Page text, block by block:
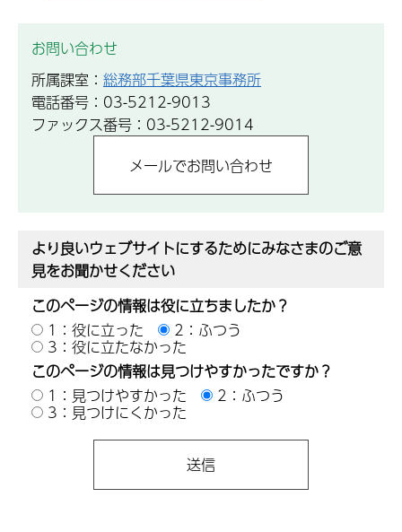
お問い合わせ
所属課室： 総務部千葉県東京事務所
電話番号：03-5212-9013
ファックス番号：03-5212-9014
より良いウェブサイトにするためにみなさまのご意
見をお聞かせください
このページの情報は役に立ちましたか？
1：役に立った
2：ふつう
3：役に立たなかった
このページの情報は見つけやすかったですか？
1：見つけやすかった
2：ふつう
3：見つけにくかった